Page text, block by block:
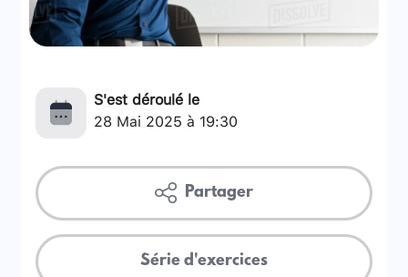
S'est déroulé le
28 Mai 2025 à 19:30
Partager
Série d'exercices